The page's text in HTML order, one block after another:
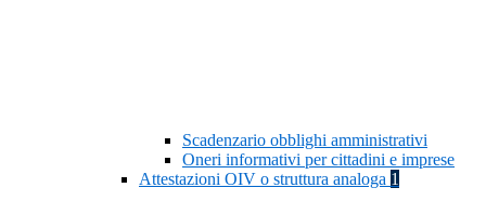
Scadenzario obblighi amministrativi
Oneri informativi per cittadini e imprese
Attestazioni OIV o struttura analoga 1